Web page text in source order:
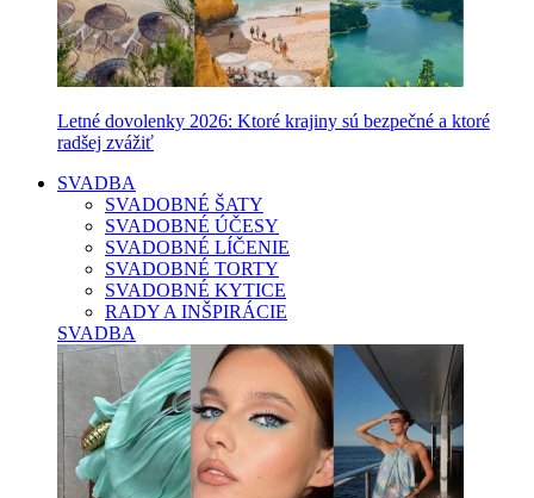
Letné dovolenky 2026: Ktoré krajiny sú bezpečné a ktoré
radšej zvážiť
SVADBA
SVADOBNÉ ŠATY
SVADOBNÉ ÚČESY
SVADOBNÉ LÍČENIE
SVADOBNÉ TORTY
SVADOBNÉ KYTICE
RADY A INŠPIRÁCIE
SVADBA